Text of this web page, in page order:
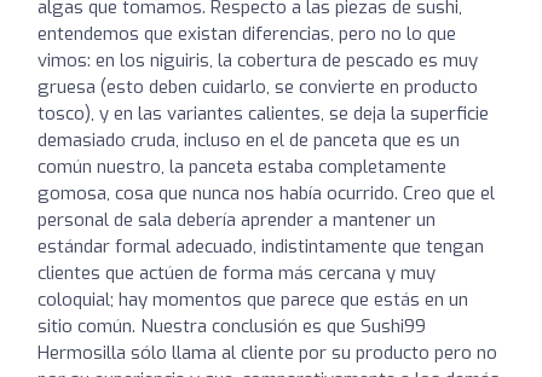
algas que tomamos. Respecto a las piezas de sushi,
entendemos que existan diferencias, pero no lo que
vimos: en los niguiris, la cobertura de pescado es muy
gruesa (esto deben cuidarlo, se convierte en producto
tosco), y en las variantes calientes, se deja la superficie
demasiado cruda, incluso en el de panceta que es un
común nuestro, la panceta estaba completamente
gomosa, cosa que nunca nos había ocurrido. Creo que el
personal de sala debería aprender a mantener un
estándar formal adecuado, indistintamente que tengan
clientes que actúen de forma más cercana y muy
coloquial; hay momentos que parece que estás en un
sitio común. Nuestra conclusión es que Sushi99
Hermosilla sólo llama al cliente por su producto pero no